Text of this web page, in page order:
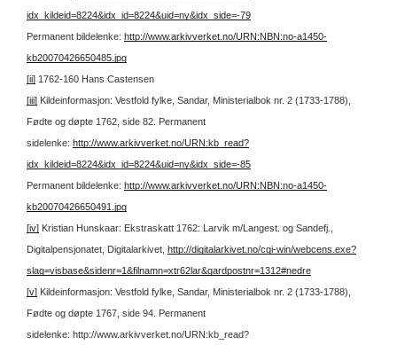
idx_kildeid=8224&idx_id=8224&uid=ny&idx_side=-79
Permanent bildelenke: http://www.arkivverket.no/URN:NBN:no-a1450-
kb20070426650485.jpg
[ii] 1762-160 Hans Castensen
[iii] Kildeinformasjon: Vestfold fylke, Sandar, Ministerialbok nr. 2 (1733-1788),
Fødte og døpte 1762, side 82. Permanent
sidelenke: http://www.arkivverket.no/URN:kb_read?
idx_kildeid=8224&idx_id=8224&uid=ny&idx_side=-85
Permanent bildelenke: http://www.arkivverket.no/URN:NBN:no-a1450-
kb20070426650491.jpg
[iv] Kristian Hunskaar: Ekstraskatt 1762: Larvik m/Langest. og Sandefj.,
Digitalpensjonatet, Digitalarkivet, http://digitalarkivet.no/cgi-win/webcens.exe?
slag=visbase&sidenr=1&filnamn=xtr62lar&gardpostnr=1312#nedre
[v] Kildeinformasjon: Vestfold fylke, Sandar, Ministerialbok nr. 2 (1733-1788),
Fødte og døpte 1767, side 94. Permanent
sidelenke: http://www.arkivverket.no/URN:kb_read?